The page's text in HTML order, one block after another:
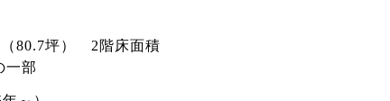
80.7坪） 2階床面積
一部